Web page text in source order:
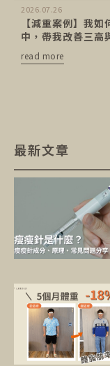
2026.07.26
【減重案例】我
中，帶我改善三高
read more
最新文章